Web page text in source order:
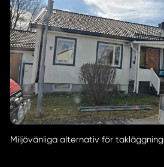
Miljövänliga alternativ för takläggning